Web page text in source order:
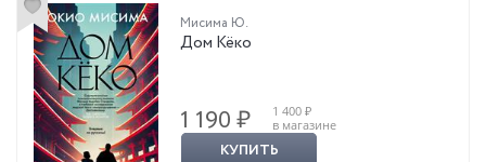
Мисима Ю.
Дом Кёко
1 190 ₽
1 400 ₽
в магазине
КУПИТЬ